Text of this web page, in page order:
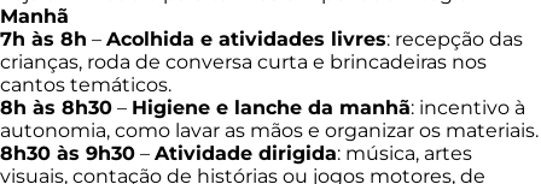
Manhã
7h às 8h – Acolhida e atividades livres: recepção das
crianças, roda de conversa curta e brincadeiras nos
cantos temáticos.
8h às 8h30 – Higiene e lanche da manhã: incentivo à
autonomia, como lavar as mãos e organizar os materiais.
8h30 às 9h30 – Atividade dirigida: música, artes
visuais, contação de histórias ou jogos motores, de